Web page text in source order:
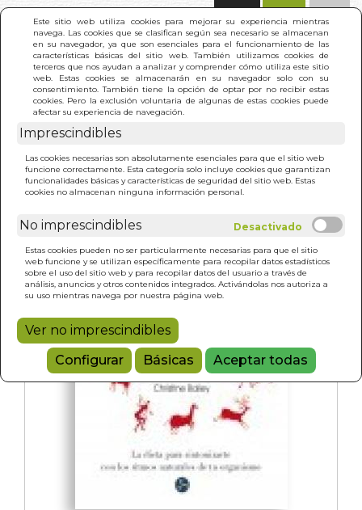
Este sitio web utiliza cookies para mejorar su experiencia mientras
navega. Las cookies que se clasifican según sea necesario se almacenan
en su navegador, ya que son esenciales para el funcionamiento de las
características básicas del sitio web. También utilizamos cookies de
terceros que nos ayudan a analizar y comprender cómo utiliza este sitio
web. Estas cookies se almacenarán en su navegador solo con su
consentimiento. También tiene la opción de optar por no recibir estas
cookies. Pero la exclusión voluntaria de algunas de estas cookies puede
afectar su experiencia de navegación.
Imprescindibles
Las cookies necesarias son absolutamente esenciales para que el sitio web
funcione correctamente. Esta categoría solo incluye cookies que garantizan
funcionalidades básicas y características de seguridad del sitio web. Estas
cookies no almacenan ninguna información personal.
No imprescindibles
Estas cookies pueden no ser particularmente necesarias para que el sitio
web funcione y se utilizan específicamente para recopilar datos estadísticos
sobre el uso del sitio web y para recopilar datos del usuario a través de
análisis, anuncios y otros contenidos integrados. Activándolas nos autoriza a
su uso mientras navega por nuestra página web.
Ver no imprescindibles
Configurar
Básicas Aceptar todas
INICIO > PALEO PARA PRINCIPIANTES